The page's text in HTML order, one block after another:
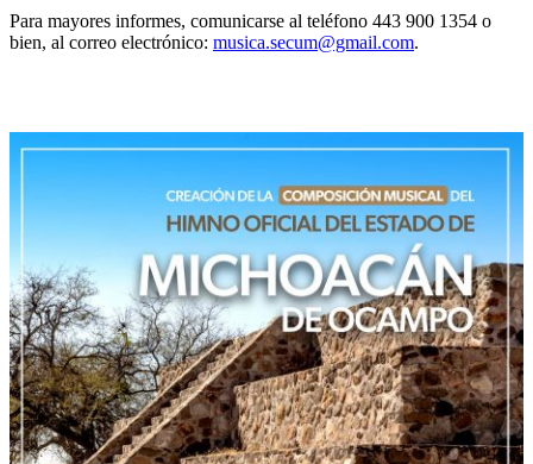
Para mayores informes, comunicarse al teléfono 443 900 1354 o
bien, al correo electrónico: musica.secum@gmail.com.